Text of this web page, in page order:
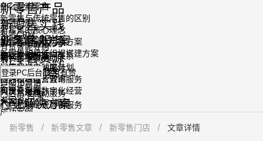
什么是新零售
新零售与传统零售的区别
新零售的核心理念
新零售的最佳实践方案
新零售的最佳组织搭建方案
新零售产品
有赞门店
有赞CRM
有赞智能导购
有赞企业微信助手
有赞连锁
自动化营销
门店私域启动服务
门店私域经营咨询服务
大客专属私域服务
新零售实践
业务解决方案
建立牢固的客户关系
运营客户忠诚度计划
提升组织运营效率
实现全渠道数字化经营
行业解决方案
文旅行业
鞋服行业
新零售服务
基础交付服务
门店私域启动服务
门店私域经营咨询服务
有赞云定制
大客户SMILE+服务
新零售资源
知识与洞察
新零售智库
专家说
成功案例
行业报告
新零售资讯
登录PC后台试用有赞
目录
新零售 新零售文章 新零售门店 文章详情